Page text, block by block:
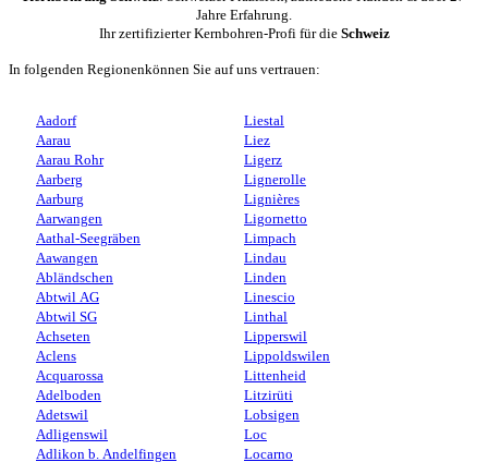
Jahre Erfahrung.
Ihr zertifizierter Kernbohren-Profi für die Schweiz
In folgenden Regionenkönnen Sie auf uns vertrauen:
Aadorf
Aarau
Aarau Rohr
Aarberg
Aarburg
Aarwangen
Aathal-Seegräben
Aawangen
Abländschen
Abtwil AG
Abtwil SG
Achseten
Aclens
Acquarossa
Adelboden
Adetswil
Adligenswil
Adlikon b. Andelfingen
Liestal
Liez
Ligerz
Lignerolle
Lignières
Ligornetto
Limpach
Lindau
Linden
Linescio
Linthal
Lipperswil
Lippoldswilen
Littenheid
Litzirüti
Lobsigen
Loc
Locarno